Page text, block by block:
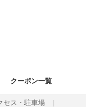
クーポン一覧
セス・駐車場